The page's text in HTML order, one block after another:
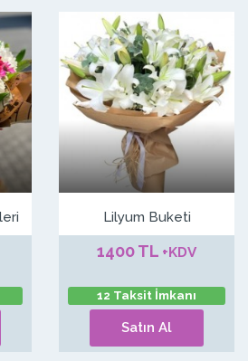
Lilyum Buketi
1400 TL +KDV
12 Taksit İmkanı
Satın Al